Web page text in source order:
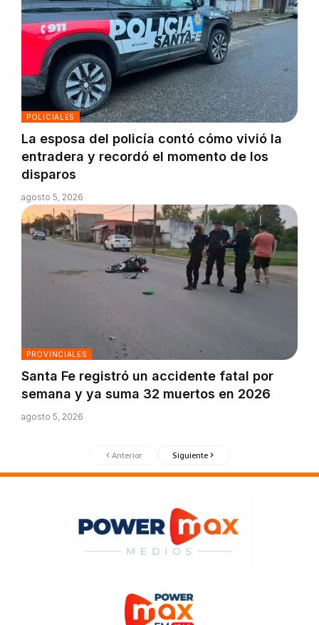
POLICIALES
La esposa del policía contó cómo vivió la
entradera y recordó el momento de los
disparos
agosto 5, 2026
PROVINCIALES
Santa Fe registró un accidente fatal por
semana y ya suma 32 muertos en 2026
agosto 5, 2026
Anterior Siguiente